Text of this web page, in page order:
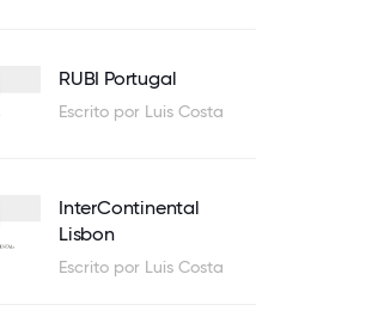
RUBI Portugal
Escrito por Luis Costa
InterContinental
Lisbon
Escrito por Luis Costa